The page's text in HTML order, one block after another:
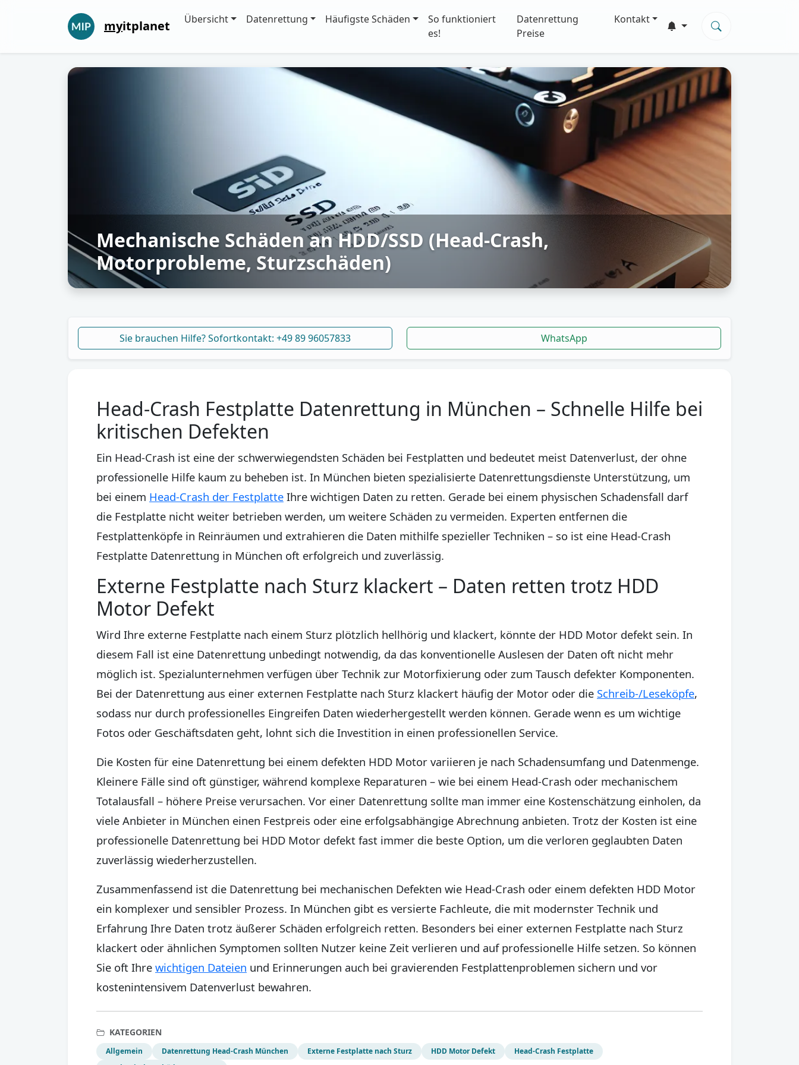
myitplanet Übersicht Datenrettung Häufigste Schäden
So funktioniert
es!
Datenrettung
Preise
Kontakt
Mechanische Schäden an HDD/SSD (Head-Crash,
Motorprobleme, Sturzschäden)
Sie brauchen Hilfe? Sofortkontakt: +49 89 96057833 WhatsApp
Head-Crash Festplatte Datenrettung in München – Schnelle Hilfe bei
kritischen Defekten
Ein Head-Crash ist eine der schwerwiegendsten Schäden bei Festplatten und bedeutet meist Datenverlust, der ohne
professionelle Hilfe kaum zu beheben ist. In München bieten spezialisierte Datenrettungsdienste Unterstützung, um
bei einem Head-Crash der Festplatte Ihre wichtigen Daten zu retten. Gerade bei einem physischen Schadensfall darf
die Festplatte nicht weiter betrieben werden, um weitere Schäden zu vermeiden. Experten entfernen die
Festplattenköpfe in Reinräumen und extrahieren die Daten mithilfe spezieller Techniken – so ist eine Head-Crash
Festplatte Datenrettung in München oft erfolgreich und zuverlässig.
Externe Festplatte nach Sturz klackert – Daten retten trotz HDD
Motor Defekt
Wird Ihre externe Festplatte nach einem Sturz plötzlich hellhörig und klackert, könnte der HDD Motor defekt sein. In
diesem Fall ist eine Datenrettung unbedingt notwendig, da das konventionelle Auslesen der Daten oft nicht mehr
möglich ist. Spezialunternehmen verfügen über Technik zur Motorfixierung oder zum Tausch defekter Komponenten.
Bei der Datenrettung aus einer externen Festplatte nach Sturz klackert häufig der Motor oder die Schreib-/Leseköpfe,
sodass nur durch professionelles Eingreifen Daten wiederhergestellt werden können. Gerade wenn es um wichtige
Fotos oder Geschäftsdaten geht, lohnt sich die Investition in einen professionellen Service.
Die Kosten für eine Datenrettung bei einem defekten HDD Motor variieren je nach Schadensumfang und Datenmenge.
Kleinere Fälle sind oft günstiger, während komplexe Reparaturen – wie bei einem Head-Crash oder mechanischem
Totalausfall – höhere Preise verursachen. Vor einer Datenrettung sollte man immer eine Kostenschätzung einholen, da
viele Anbieter in München einen Festpreis oder eine erfolgsabhängige Abrechnung anbieten. Trotz der Kosten ist eine
professionelle Datenrettung bei HDD Motor defekt fast immer die beste Option, um die verloren geglaubten Daten
zuverlässig wiederherzustellen.
Zusammenfassend ist die Datenrettung bei mechanischen Defekten wie Head-Crash oder einem defekten HDD Motor
ein komplexer und sensibler Prozess. In München gibt es versierte Fachleute, die mit modernster Technik und
Erfahrung Ihre Daten trotz äußerer Schäden erfolgreich retten. Besonders bei einer externen Festplatte nach Sturz
klackert oder ähnlichen Symptomen sollten Nutzer keine Zeit verlieren und auf professionelle Hilfe setzen. So können
Sie oft Ihre wichtigen Dateien und Erinnerungen auch bei gravierenden Festplattenproblemen sichern und vor
kostenintensivem Datenverlust bewahren.
KATEGORIEN
Allgemein Datenrettung Head-Crash München Externe Festplatte nach Sturz HDD Motor Defekt
Head-Crash Festplatte